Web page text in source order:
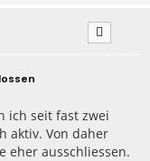
ich seit fast zwei
aktiv. Von daher
eher ausschliessen.